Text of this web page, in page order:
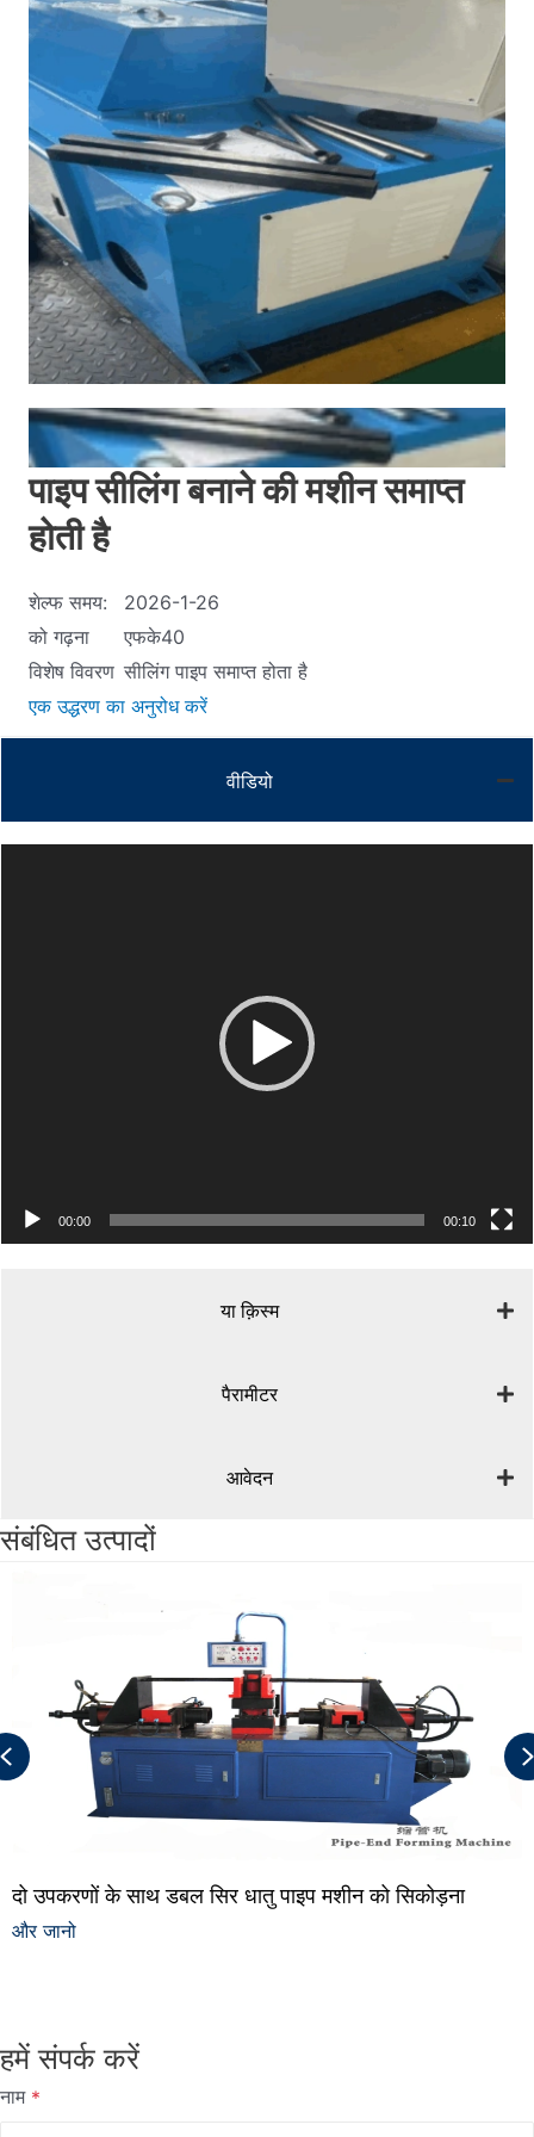
पाइप सीलिंग बनाने की मशीन समाप्त
होती है
शेल्फ समय:
2026-1-26
को गढ़ना
एफके40
विशेष विवरण सीलिंग पाइप समाप्त होता है
एक उद्धरण का अनुरोध करें
वीडियो
00:00 00:10
या क़िस्‍म
पैरामीटर
आवेदन
संबंधित उत्पादों
दो उपकरणों के साथ डबल सिर धातु पाइप मशीन को सिकोड़ना
और जानो
Previous
हमें संपर्क करें
नाम *